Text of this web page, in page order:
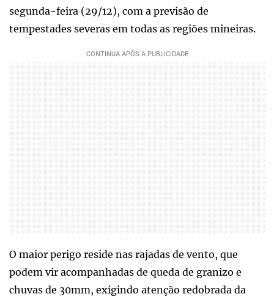
segunda-feira (29/12), com a previsão de
tempestades severas em todas as regiões mineiras.
O maior perigo reside nas rajadas de vento, que
podem vir acompanhadas de queda de granizo e
chuvas de 30mm, exigindo atenção redobrada da